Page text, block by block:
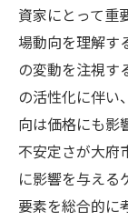
イベント
鍵
主要
国際
地元
イベ
イベ
資家にとって重
場動向を理解す
の変動を注視す
の活性化に伴い
向は価格にも影
不安定さが大府
に影響を与える
要素を総合的に